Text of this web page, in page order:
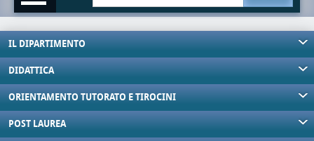
IL DIPARTIMENTO
DIDATTICA
ORIENTAMENTO TUTORATO E TIROCINI
POST LAUREA